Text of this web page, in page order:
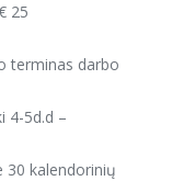
25
terminas darbo
4-5d.d –
30 kalendorinių